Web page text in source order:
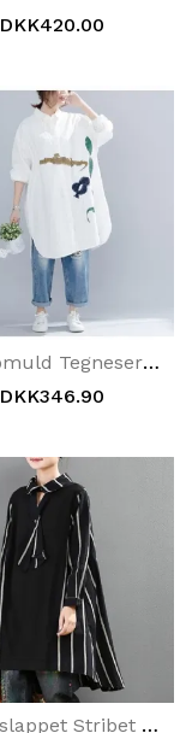
DKK420.00
Løs Bomuld Tegneserie Broderi Print Skjorte
DKK346.90
Løs Afslappet Stribet Skjortekjole